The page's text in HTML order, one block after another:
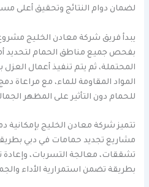
لضمان دوام النتائج وتحقيق أعلى
يبدأ فريق شركة معادن الخليج
بفحص جميع مناطق الحمام لتحديد
المحتملة، ثم يتم تنفيذ أعمال
المواد المقاومة للماء، مع مراعاة
للحمام دون التأثير على المظهر
تتميز شركة معادن الخليج بإمكانية
مشاريع تجديد حمامات في دبي
تشققات، معالجة التسربات، وإعادة
بطريقة تضمن استمرارية الأداء